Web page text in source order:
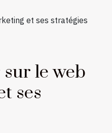
et ses stratégies
le web
ses